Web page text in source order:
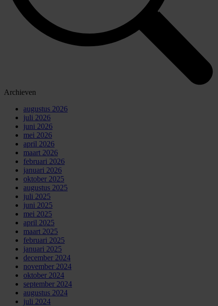
Archieven
augustus 2026
juli 2026
juni 2026
mei 2026
april 2026
maart 2026
februari 2026
januari 2026
oktober 2025
augustus 2025
juli 2025
juni 2025
mei 2025
april 2025
maart 2025
februari 2025
januari 2025
december 2024
november 2024
oktober 2024
september 2024
augustus 2024
juli 2024